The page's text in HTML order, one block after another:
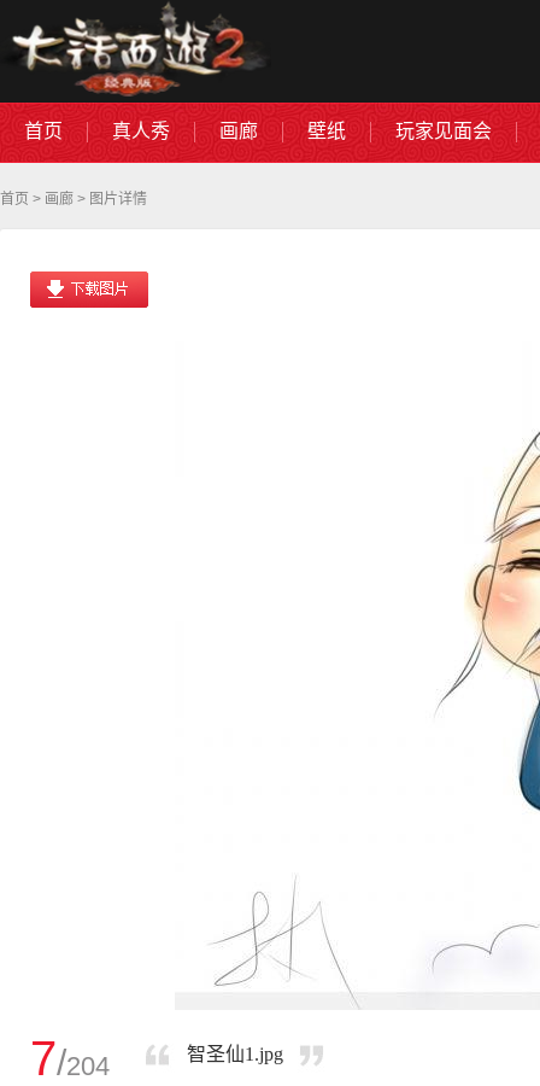
首页 真人秀 画廊 壁纸 玩家见面会
首页 > 画廊 > 图片详情
7/204 智圣仙1.jpg